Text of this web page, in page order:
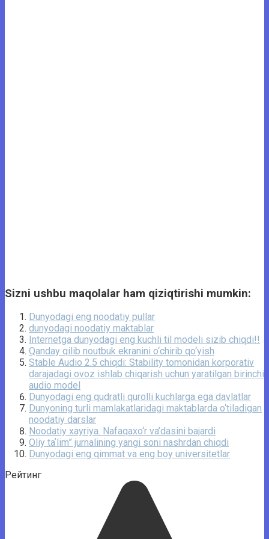
Sizni ushbu maqolalar ham qiziqtirishi mumkin:
Dunyodagi eng noodatiy pullar
dunyodagi noodatiy maktablar
Internetga dunyodagi eng kuchli til modeli sizib chiqdi!!
Qanday qilib noutbuk ekranini o‘chirib qo‘yish
Stable Audio 2.5 chiqdi: Stability tomonidan korporativ
darajadagi ovoz ishlab chiqarish uchun yaratilgan birinchi
audio model
Dunyodagi eng qudratli qurolli kuchlarga ega davlatlar
Dunyoning turli mamlakatlaridagi maktablarda o‘tiladigan
noodatiy darslar
Noodatiy xayriya. Nafaqaxo‘r va’dasini bajardi
Oliy taʼlim” jurnalining yangi soni nashrdan chiqdi
Dunyodagi eng qimmat va eng boy universitetlar
Рейтинг